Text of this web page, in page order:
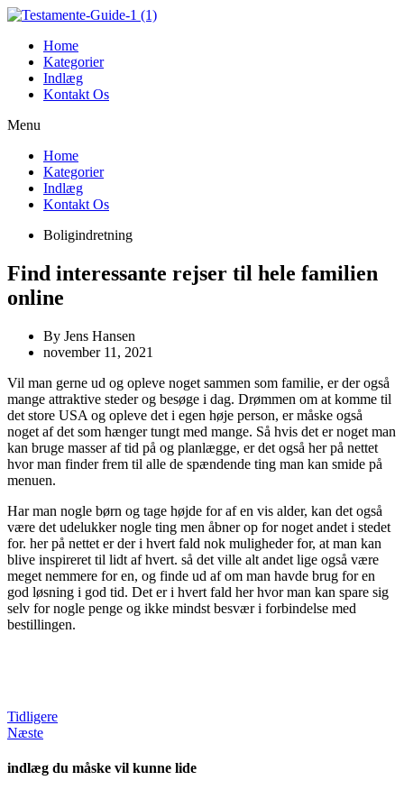
Videre
indholdHome
Kategorier
Indlæg
Kontakt Os
Menu
Home
Kategorier
Indlæg
Kontakt Os
Boligindretning
Find interessante rejser til hele familien
online
By Jens Hansen
november 11, 2021
Vil man gerne ud og opleve noget sammen som familie, er der også
mange attraktive steder og besøge i dag. Drømmen om at komme til
det store USA og opleve det i egen høje person, er måske også
noget af det som hænger tungt med mange. Så hvis det er noget man
kan bruge masser af tid på og planlægge, er det også her på nettet
hvor man finder frem til alle de spændende ting man kan smide på
menuen.
Har man nogle børn og tage højde for af en vis alder, kan det også
være det udelukker nogle ting men åbner op for noget andet i stedet
for. her på nettet er der i hvert fald nok muligheder for, at man kan
blive inspireret til lidt af hvert. så det ville alt andet lige også være
meget nemmere for en, og finde ud af om man havde brug for en
god løsning i god tid. Det er i hvert fald her hvor man kan spare sig
selv for nogle penge og ikke mindst besvær i forbindelse med
bestillingen.
Tidligere
Næste
indlæg du måske vil kunne lide